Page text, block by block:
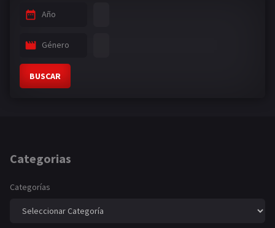
Año
Género
BUSCAR
Categorias
Categorías